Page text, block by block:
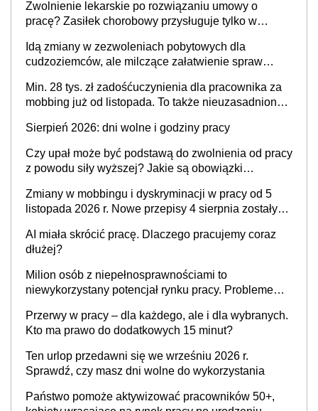
Zwolnienie lekarskie po rozwiązaniu umowy o
pracę? Zasiłek chorobowy przysługuje tylko w
stosunku pracy
Idą zmiany w zezwoleniach pobytowych dla
cudzoziemców, ale milczące załatwienie spraw
Min. 28 tys. zł zadośćuczynienia dla pracownika za
mobbing już od listopada. To także nieuzasadniona
Sierpień 2026: dni wolne i godziny pracy
Czy upał może być podstawą do zwolnienia od pracy
z powodu siły wyższej? Jakie są obowiązki
Zmiany w mobbingu i dyskryminacji w pracy od 5
listopada 2026 r. Nowe przepisy 4 sierpnia zostały
AI miała skrócić pracę. Dlaczego pracujemy coraz
dłużej?
Milion osób z niepełnosprawnościami to
niewykorzystany potencjał rynku pracy. Problemem
refundacji, ale bariery po stronie systemu i
świadomości pracodawców [WYWIAD]
Przerwy w pracy – dla każdego, ale i dla wybranych.
Kto ma prawo do dodatkowych 15 minut?
Ten urlop przedawni się we wrześniu 2026 r.
Sprawdź, czy masz dni wolne do wykorzystania
Państwo pomoże aktywizować pracowników 50+,